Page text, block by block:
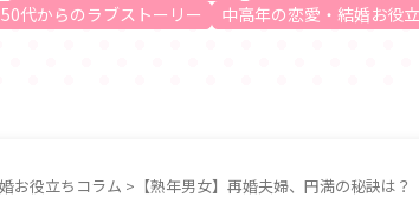
代からのラブストーリー
中高年の恋愛・結婚お役
お役立ちコラム > 【熟年男女】再婚夫婦、円満の秘訣は？